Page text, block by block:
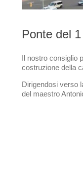
Ponte del
Il nostro consiglio
costruzione della
Dirigendosi verso
del maestro